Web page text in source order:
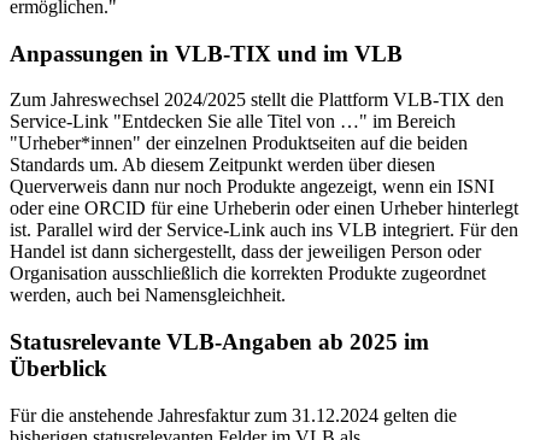
ermöglichen."
Anpassungen in VLB-TIX und im VLB
Zum Jahreswechsel 2024/2025 stellt die Plattform VLB-TIX den
Service-Link "Entdecken Sie alle Titel von …" im Bereich
"Urheber*innen" der einzelnen Produktseiten auf die beiden
Standards um. Ab diesem Zeitpunkt werden über diesen
Querverweis dann nur noch Produkte angezeigt, wenn ein ISNI
oder eine ORCID für eine Urheberin oder einen Urheber hinterlegt
ist. Parallel wird der Service-Link auch ins VLB integriert. Für den
Handel ist dann sichergestellt, dass der jeweiligen Person oder
Organisation ausschließlich die korrekten Produkte zugeordnet
werden, auch bei Namensgleichheit.
Statusrelevante VLB-Angaben ab 2025 im
Überblick
Für die anstehende Jahresfaktur zum 31.12.2024 gelten die